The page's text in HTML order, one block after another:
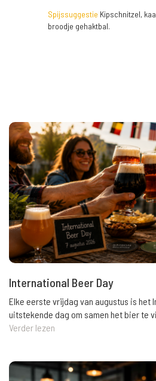
Spijssuggestie Kipschnitzel,
broodje gehaktbal.
International Beer Day
Elke eerste vrijdag van augustus is het
uitstekende dag om samen het bier te
Verder lezen